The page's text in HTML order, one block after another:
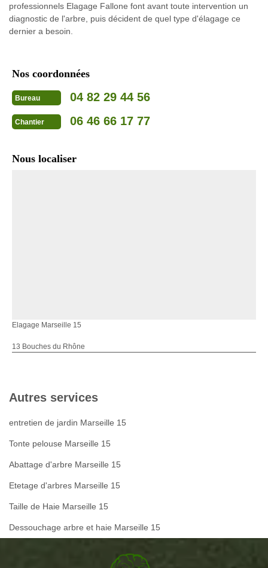
professionnels Elagage Fallone font avant toute intervention un
diagnostic de l'arbre, puis décident de quel type d'élagage ce
dernier a besoin.
Nos coordonnées
Bureau 04 82 29 44 56
Chantier 06 46 66 17 77
Nous localiser
Elagage Marseille 15
13 Bouches du Rhône
Autres services
entretien de jardin Marseille 15
Tonte pelouse Marseille 15
Abattage d'arbre Marseille 15
Etetage d'arbres Marseille 15
Taille de Haie Marseille 15
Dessouchage arbre et haie Marseille 15